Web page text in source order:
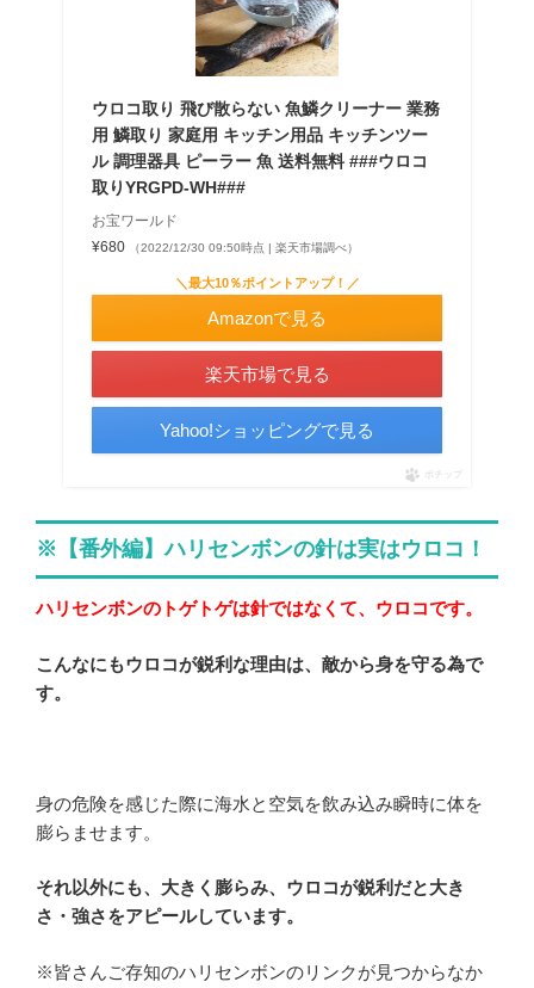
ウロコ取り 飛び散らない 魚鱗クリーナー 業務
用 鱗取り 家庭用 キッチン用品 キッチンツー
ル 調理器具 ピーラー 魚 送料無料 ###ウロコ
取りYRGPD-WH###
お宝ワールド
¥680
（2022/12/30 09:50時点 | 楽天市場調べ）
＼最大10％ポイントアップ！／
Amazonで見る
楽天市場で見る
Yahoo!ショッピングで見る
ポチップ
※【番外編】ハリセンボンの針は実はウロコ！
ハリセンボンのトゲトゲは針ではなくて、ウロコです。
こんなにもウロコが鋭利な理由は、敵から身を守る為で
す。
身の危険を感じた際に海水と空気を飲み込み瞬時に体を
膨らませます。
それ以外にも、大きく膨らみ、ウロコが鋭利だと大き
さ・強さをアピールしています。
※皆さんご存知のハリセンボンのリンクが見つからなか